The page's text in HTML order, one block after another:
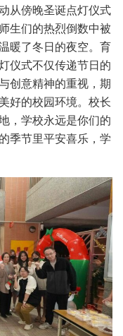
从傍晚圣诞点灯仪式
生们的热烈倒数中被
暖了冬日的夜空。育
仪式不仅传递节日的
创意精神的重视，期
好的校园环境。校长
，学校永远是你们的
季节里平安喜乐，学